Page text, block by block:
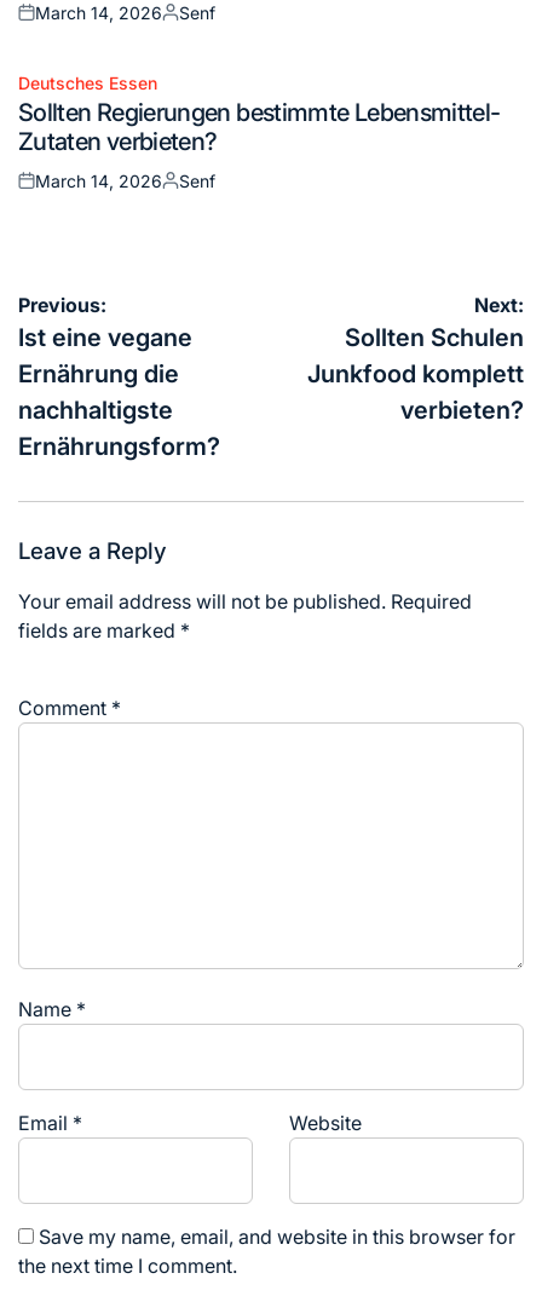
Posted
March 14, 2026
Posted
Senf
Posted
in
Deutsches Essen
Sollten Regierungen bestimmte Lebensmittel-
Zutaten verbieten?
Posted
March 14, 2026
Posted
Senf
Post
navigation
Previous:
Ist eine vegane
Ernährung die
nachhaltigste
Ernährungsform?
Next:
Sollten Schulen
Junkfood komplett
verbieten?
Leave a Reply
Your email address will not be published. Required
fields are marked *
Comment *
Name *
Email * Website
Save my name, email, and website in this browser for
the next time I comment.